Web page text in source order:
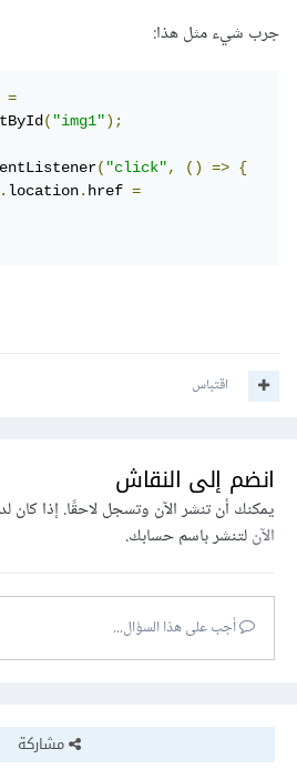
جرب شيء مثل هذا:
=
("img1");
("click", () =>
{
.location.href =
اقتباس
انضم إلى النقاش
يمكنك أن تنشر الآن وتسجل لاحقًا. إذا
الآنلتنشر باسم حسابك.
أجب على هذا السؤال...
مشاركة